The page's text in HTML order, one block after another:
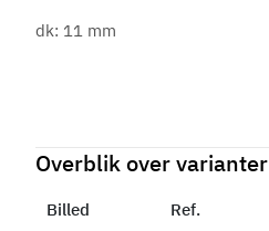
dk: 11 mm
Overblik over varianter
Billed Ref.